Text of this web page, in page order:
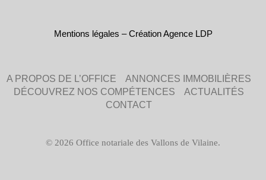
A PROPOS DE L’OFFICE
ANNONCES IMMOBILIÈRES
DÉCOUVREZ NOS COMPÉTENCES
ACTUALITÉS
CONTACT
© 2026 Office notariale des Vallons de Vilaine.
Mentions légales –Création Agence LDP